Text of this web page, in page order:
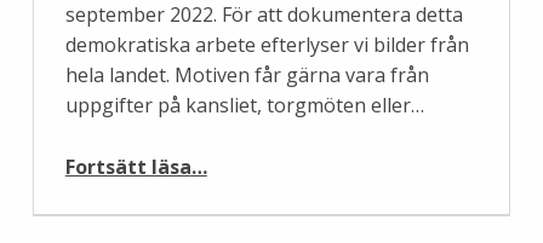
september 2022. För att dokumentera detta
demokratiska arbete efterlyser vi bilder från
hela landet. Motiven får gärna vara från
uppgifter på kansliet, torgmöten eller…
Fortsätt läsa…